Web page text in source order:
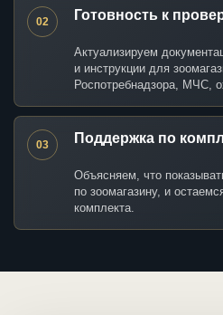
02 Готовность к
Актуализируем
и инструкции для
Роспотребнадзора, МЧС,
03 Поддержка по
Объясняем, что
по зоомагазину, и
комплекта.